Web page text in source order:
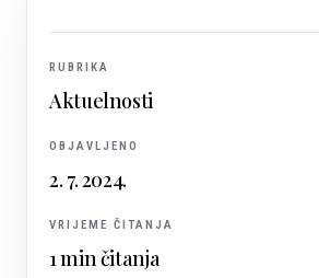
RUBRIKA
Aktuelnosti
OBJAVLJENO
2. 7. 2024.
VRIJEME ČITANJA
1min čitanja